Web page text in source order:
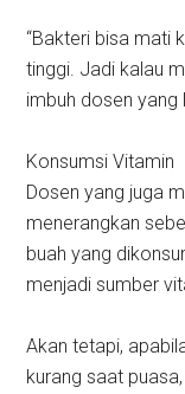
“Bakteri bisa mati
tinggi. Jadi kalau
imbuh dosen yang
Konsumsi Vitamin
Dosen yang juga
menerangkan
buah yang
menjadi sumber
Akan tetapi,
kurang saat